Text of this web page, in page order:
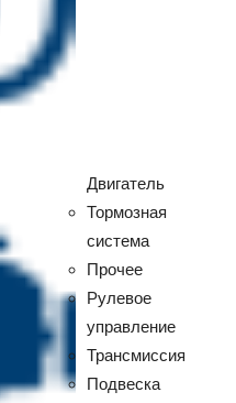
Двигатель
Тормозная
система
Прочее
Рулевое
управление
Трансмиссия
Подвеска